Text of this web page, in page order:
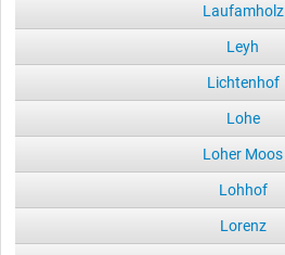
Laufamholz
Leyh
Lichtenhof
Lohe
Loher Moos
Lohhof
Lorenz